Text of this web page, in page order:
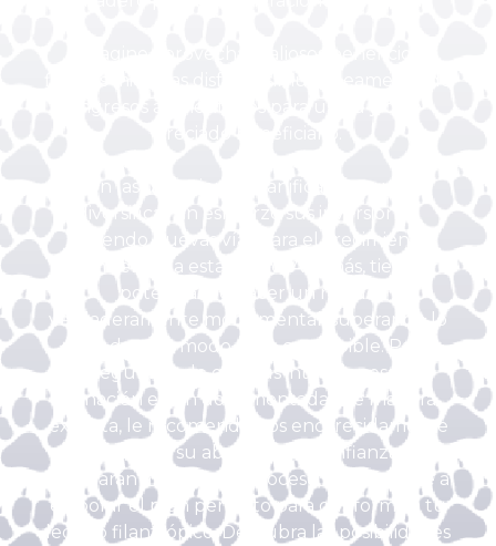
diversificar sin esfuerzo sus inversiones,
abriendo nuevas vías para el crecimiento
financiero y la estabilidad. Además, tiene el
potencial de hacer un regalo
verdaderamente monumental, superando lo
que de otro modo sería concebible. Para
asegurarse de que sus intenciones de
donación estén documentadas de manera
experta, le recomendamos encarecidamente
consultar con su abogado de confianza. Ellos
te guiarán a través del proceso, ayudándote a
elaborar el plan perfecto para dar forma a tu
legado filantrópico. Descubra las posibilidades